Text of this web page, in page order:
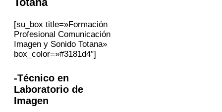
[su_box title=»Formación
Profesional Comunicación
Imagen y Sonido Totana»
box_color=»#3181d4″]
-Técnico en
Laboratorio de
Imagen